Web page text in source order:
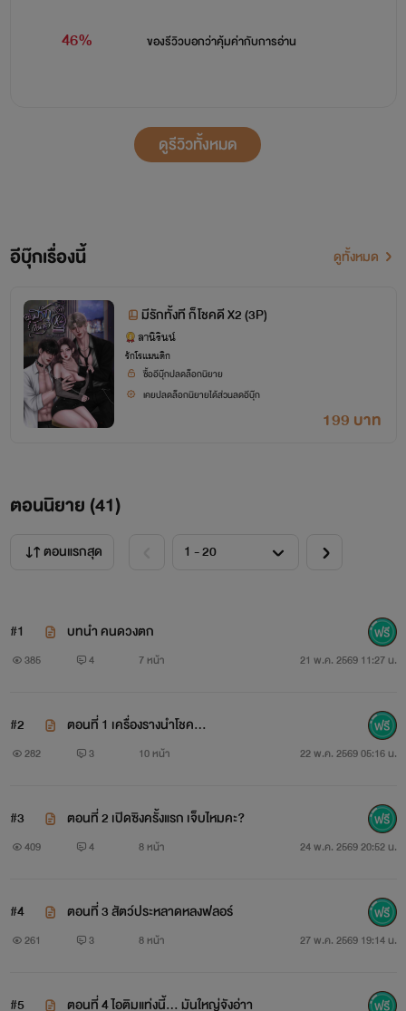
46% ของรีวิวบอกว่าคุ้มค่ากับการอ่าน
ดูรีวิวทั้งหมด
อีบุ๊กเรื่องนี้ ดูทั้งหมด
มีรักทั้งที ก็โชคดี X2 (3P)
ลานิรินน์
รักโรแมนติก
ซื้ออีบุ๊กปลดล็อกนิยาย
เคยปลดล็อกนิยายได้ส่วนลดอีบุ๊ก
199 บาท
ตอนนิยาย (41)
ตอนแรกสุด
#1 บทนำ คนดวงตก
385 4 7 หน้า 21 พ.ค. 2569 11:27 น.
#2 ตอนที่ 1 เครื่องรางนำโชค...
282 3 10 หน้า 22 พ.ค. 2569 05:16 น.
#3 ตอนที่ 2 เปิดซิงครั้งแรก เจ็บไหมคะ?
409 4 8 หน้า 24 พ.ค. 2569 20:52 น.
#4 ตอนที่ 3 สัตว์ประหลาดหลงฟลอร์
261 3 8 หน้า 27 พ.ค. 2569 19:14 น.
#5 ตอนที่ 4 ไอติมแท่งนี้... มันใหญ่จังอ่าา